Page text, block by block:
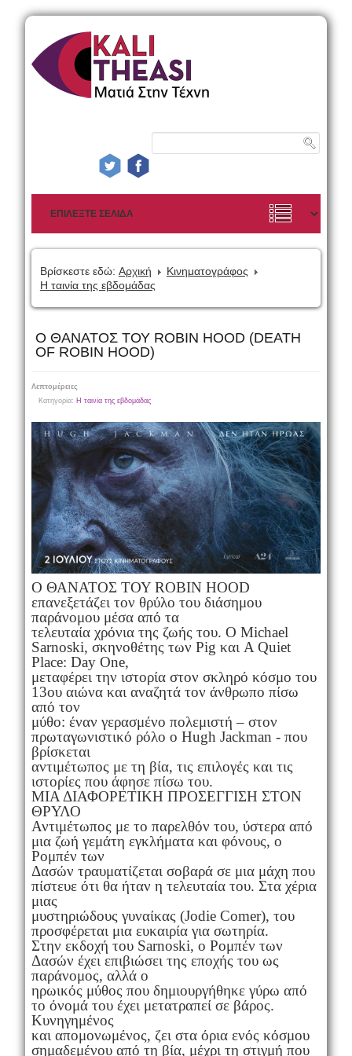
Βρίσκεστε εδώ: Αρχική
Κινηματογράφος
Η ταινία της εβδομάδας
Ο ΘΑΝΑΤΟΣ ΤΟΥ ROBIN HOOD (DEATH
OF ROBIN HOOD)
Λεπτομέρειες
Κατηγορία: Η ταινία της εβδομάδας
Ο ΘΑΝΑΤΟΣ ΤΟΥ ROBIN HOOD
επανεξετάζει τον θρύλο του διάσημου
παράνομου μέσα από τα
τελευταία χρόνια της ζωής του. Ο Michael
Sarnoski, σκηνοθέτης των Pig και A Quiet
Place: Day One,
μεταφέρει την ιστορία στον σκληρό κόσμο του
13ου αιώνα και αναζητά τον άνθρωπο πίσω
από τον
μύθο: έναν γερασμένο πολεμιστή – στον
πρωταγωνιστικό ρόλο ο Hugh Jackman - που
βρίσκεται
αντιμέτωπος με τη βία, τις επιλογές και τις
ιστορίες που άφησε πίσω του.
ΜΙΑ ΔΙΑΦΟΡΕΤΙΚΗ ΠΡΟΣΕΓΓΙΣΗ ΣΤΟΝ
ΘΡΥΛΟ
Αντιμέτωπος με το παρελθόν του, ύστερα από
μια ζωή γεμάτη εγκλήματα και φόνους, ο
Ρομπέν των
Δασών τραυματίζεται σοβαρά σε μια μάχη που
πίστευε ότι θα ήταν η τελευταία του. Στα χέρια
μιας
μυστηριώδους γυναίκας (Jodie Comer), του
προσφέρεται μια ευκαιρία για σωτηρία.
Στην εκδοχή του Sarnoski, ο Ρομπέν των
Δασών έχει επιβιώσει της εποχής του ως
παράνομος, αλλά ο
ηρωικός μύθος που δημιουργήθηκε γύρω από
το όνομά του έχει μετατραπεί σε βάρος.
Κυνηγημένος
και απομονωμένος, ζει στα όρια ενός κόσμου
σημαδεμένου από τη βία, μέχρι τη στιγμή που